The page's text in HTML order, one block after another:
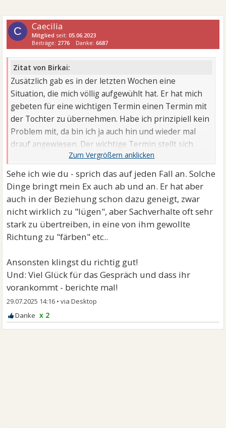
C Caecilia
Mitglied seit:05.06.2023
Beiträge: 2776 Danke:6687
Zitat von Birkai:
Zusätzlich gab es in der letzten Wochen eine
Situation, die mich völlig aufgewühlt hat. Er hat mich
gebeten für eine wichtigen Termin einen Termin mit
der Tochter zu übernehmen. Habe ich prinzipiell kein
Problem mit, da bin ich ja auch hin und wieder mal
drauf angewiesen. Der wichtige Termin stellt sich
aber als reine Spaßveranstaltung mit seiner Freundin
raus und das ganze passierte auch im Beisein des
Kindes. Für mich geht das gar nicht. Zum einen habe
ich dann das Gefühl manipuliert zu werden und zum
Anderen zeigt er meinem Kind, dass es ok ist mir
gegenüber Sachen zu verbiegen, um seinen Willen zu
bekommen. Das werde ich heute auf jeden Fall
thematisieren. Unter den Umständen bin ich nicht
bereit, Dinge für ihn zu übernehmen.
Sehe ich wie du - sprich das auf jeden Fall an. Solche
Dinge bringt mein Ex auch ab und an. Er hat aber
auch in der Beziehung schon dazu geneigt, zwar
nicht wirklich zu "lügen", aber Sachverhalte oft sehr
stark zu übertreiben, in eine von ihm gewollte
Richtung zu "färben" etc..
Ansonsten klingst du richtig gut!
Und: Viel Glück für das Gespräch und dass ihr
vorankommt - berichte mal!
29.07.2025 14:16 •
x 2